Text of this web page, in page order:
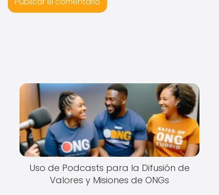
Uso de Podcasts para la Difusión de
Valores y Misiones de ONGs